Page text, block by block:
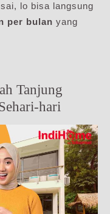
lo bisa langsung
per bulan yang
Tanjung
hari